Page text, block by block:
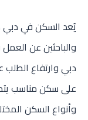
يُعد السكن في دبي
والباحثين عن
على سكن مناسب
وأنواع السكن